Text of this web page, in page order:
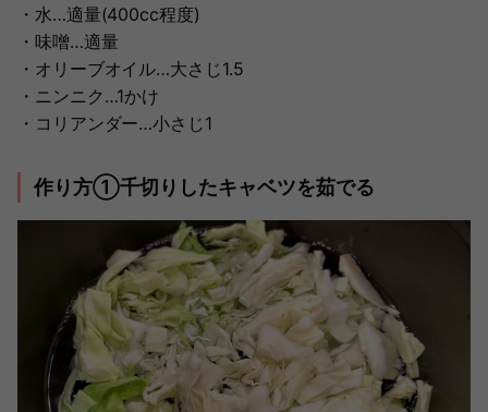
・水…適量(400cc程度)
・味噌…適量
・オリーブオイル…大さじ1.5
・ニンニク…1かけ
・コリアンダー…小さじ1
作り方①千切りしたキャベツを茹でる